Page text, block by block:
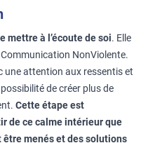
mettre à l’écoute de soi. Elle
NonViolente.
une attention aux ressentis et
de créer plus de
Cette étape est
de ce calme intérieur que
menés et des solutions